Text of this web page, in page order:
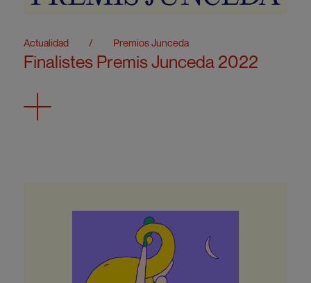
Actualidad / Premios Junceda
Finalistes Premis Junceda 2022